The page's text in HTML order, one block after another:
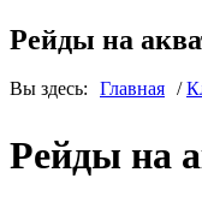
Рейды на
Вы здесь: Главная /
Рейды на